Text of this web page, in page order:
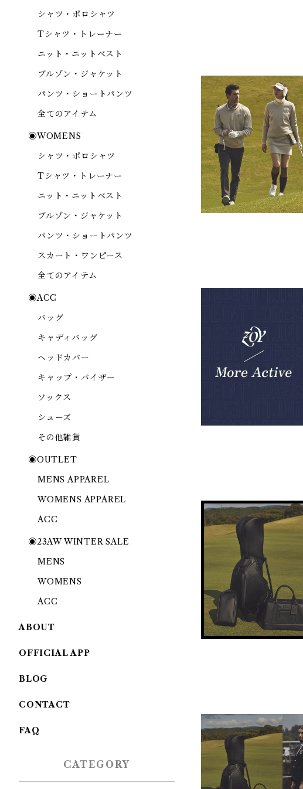
シャツ・ポロシャツ
Tシャツ・トレーナー
ニット・ニットベスト
ブルゾン・ジャケット
パンツ・ショートパンツ
全てのアイテム
◉WOMENS
シャツ・ポロシャツ
Tシャツ・トレーナー
ニット・ニットベスト
ブルゾン・ジャケット
パンツ・ショートパンツ
スカート・ワンピース
全てのアイテム
◉ACC
バッグ
キャディバッグ
ヘッドカバー
キャップ・バイザー
ソックス
シューズ
その他雑貨
◉OUTLET
MENS APPAREL
WOMENS APPAREL
ACC
◉23AW WINTER SALE
MENS
WOMENS
ACC
ABOUT
OFFICIAL APP
BLOG
CONTACT
FAQ
CATEGORY